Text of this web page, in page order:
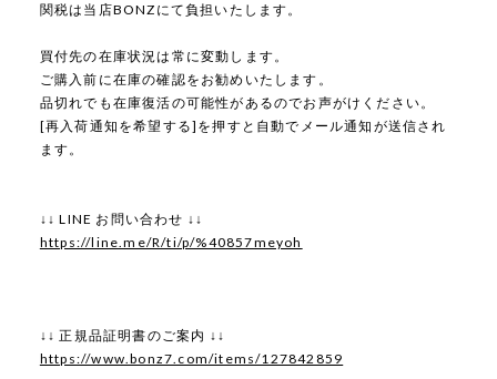
関税は当店BONZにて負担いたします。
買付先の在庫状況は常に変動します。
ご購入前に在庫の確認をお勧めいたします。
品切れでも在庫復活の可能性があるのでお声がけください。
[再入荷通知を希望する]を押すと自動でメール通知が送信され
ます。
↓↓ LINE お問い合わせ ↓↓
https://line.me/R/ti/p/%40857meyoh
↓↓ 正規品証明書のご案内 ↓↓
https://www.bonz7.com/items/127842859